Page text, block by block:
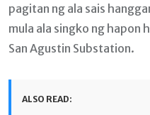
pagitan ng ala sais
mula ala singko ng hapon
San Agustin Substation.
ALSO READ: